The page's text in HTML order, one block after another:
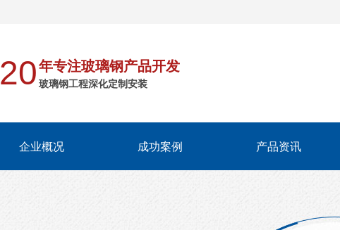
20年专注玻璃钢产品开发
玻璃钢工程深化定制安装
企业概况 成功案例 产品资讯